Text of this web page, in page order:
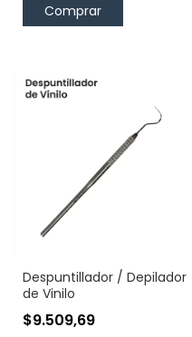
Comprar
Despuntillador / Depilador
de Vinilo
$9.509,69